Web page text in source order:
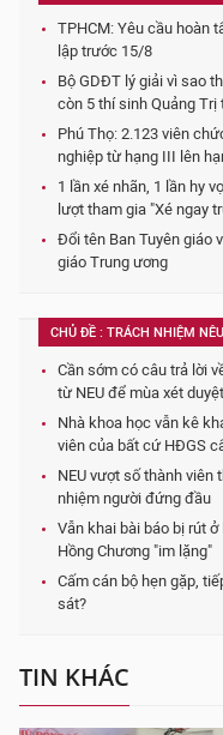
TPHCM: Yêu cầu hoàn
lập trước 15/8
Bộ GDĐT lý giải vì sao
còn 5 thí sinh Quảng Trị
Phú Thọ: 2.123 viên
nghiệp từ hạng III lên
1 lần xé nhãn, 1 lần hy
lượt tham gia "Xé ngay
Đổi tên Ban Tuyên giáo
giáo Trung ương
CHỦ ĐỀ : TRÁCH NHIỆM
Cần sớm có câu trả lời
từ NEU để mùa xét
Nhà khoa học vẫn kê
viên của bất cứ HĐGS
NEU vượt số thành viên
nhiệm người đứng đầu
Vẫn khai bài báo bị rút
Hồng Chương "im lặng"
Cấm cán bộ hẹn gặp,
sát?
TIN KHÁC